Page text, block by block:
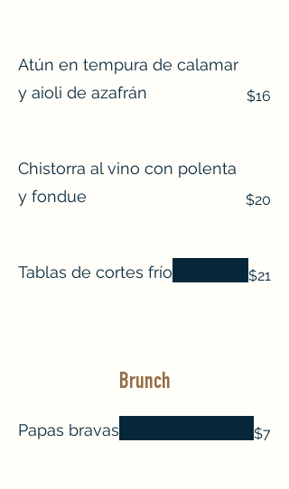
Atún en tempura de calamar
y aioli de azafrán
$16
Chistorra al vino con polenta
y fondue
$20
Tablas de cortes frío $21
Brunch
Papas bravas $7